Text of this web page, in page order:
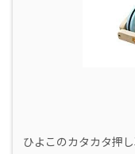
ひよこのカタカタ押